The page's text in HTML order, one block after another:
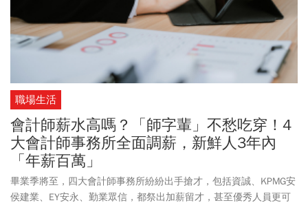
職場生活
會計師薪水高嗎？「師字輩」不愁吃穿！4
大會計師事務所全面調薪，新鮮人3年內
「年薪百萬」
畢業季將至，四大會計師事務所紛紛出手搶才，包括資誠、KPMG安
侯建業、EY安永、勤業眾信，都祭出加薪留才，甚至優秀人員更可